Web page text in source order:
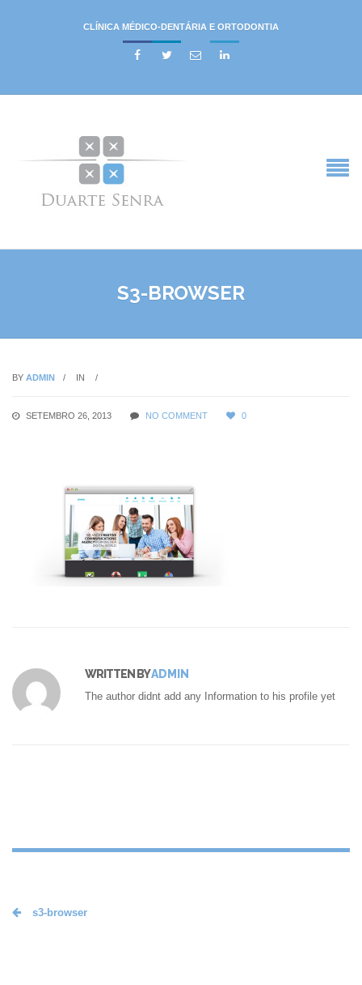
CLÍNICA MÉDICO-DENTÁRIA E ORTODONTIA
   
S3-BROWSER
BY ADMIN IN
SETEMBRO 26, 2013 NO COMMENT 0
WRITTEN BYADMIN
The author didnt add any Information to his profile yet
s3-browser